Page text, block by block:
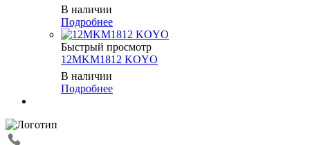
В наличии
Подробнее
Быстрый просмотр
12MKM1812 KOYO
В наличии
Подробнее